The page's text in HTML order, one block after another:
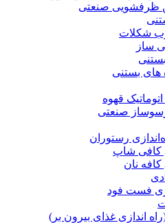
ظرفشویی صنعتی
شکلات
ساز
های بستنی
قهوه
صنعتی
رستوران
کافی شاپ
نان
فست فود
اندازی غذای بیرون بر)